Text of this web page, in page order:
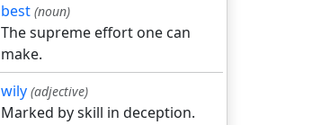
best (noun)
The supreme effort one can
make.
wily (adjective)
Marked by skill in deception.